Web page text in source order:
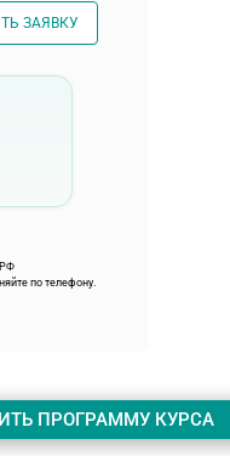
ЗАЯВКУ
РФ
по телефону.
ПРОГРАММУ КУРСА